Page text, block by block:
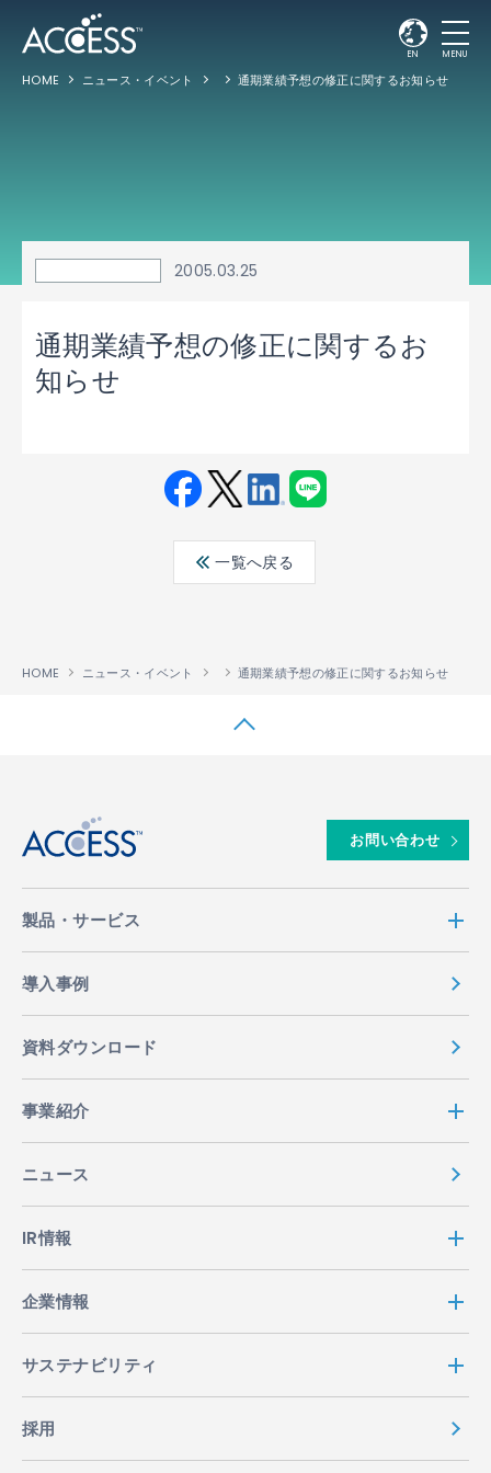
EN MENU
HOME ニュース・イベント 通期業績予想の修正に関するお知らせ
2005.03.25
通期業績予想の修正に関するお
知らせ
ebo ter
edin
一覧へ戻る
HOME ニュース・イベント 通期業績予想の修正に関するお知らせ
お問い合わせ
製品・サービス
導入事例
資料ダウンロード
事業紹介
ニュース
IR情報
企業情報
サステナビリティ
採用